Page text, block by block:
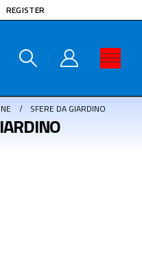
REGISTER
SFERE DA GIARDINO